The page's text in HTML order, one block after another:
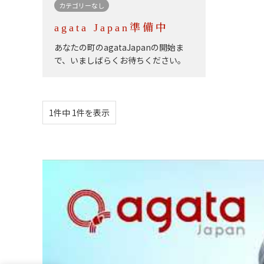
カテゴリーなし
agata Japan準備中
あなたの町のagataJapanの開始ま
で、いましばらくお待ちください。
1件中 1件を表示